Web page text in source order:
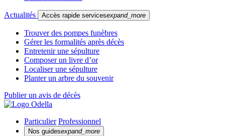
Actualités Accès rapide servicesexpand_more
Trouver des pompes funèbres
Gérer les formalités après décès
Entretenir une sépulture
Composer un livre d’or
Localiser une sépulture
Planter un arbre du souvenir
Publier un avis de décès
Particulier Professionnel
Nos guidesexpand_more